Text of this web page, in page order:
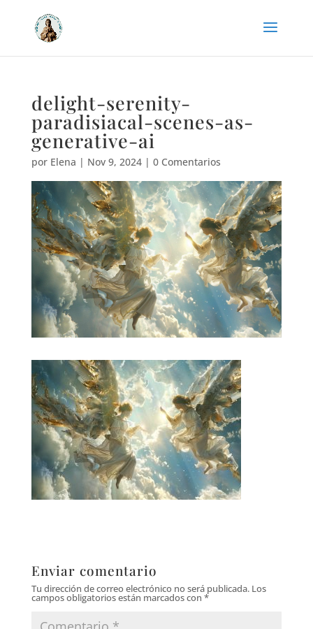
delight-serenity-
paradisiacal-scenes-as-
generative-ai
por Elena | Nov 9, 2024| 0 Comentarios
Enviar comentario
Tu dirección de correo electrónico no será publicada. Los
campos obligatorios están marcados con *